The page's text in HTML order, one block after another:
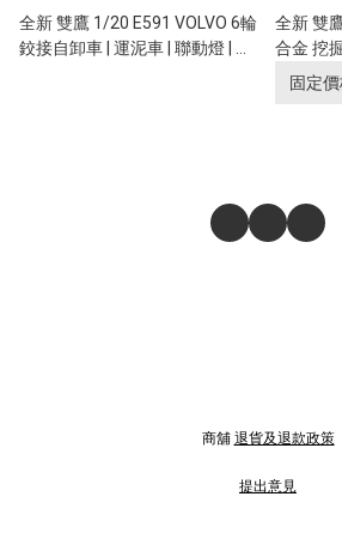
全新 雙鷹 1/20 E591 VOLVO 6輪
鉸接自卸車 | 運泥車 | 聯動燈 | 遙
全新 雙
合金 挖
比例控
固定
商舖 退貨及退款政策
提出意見